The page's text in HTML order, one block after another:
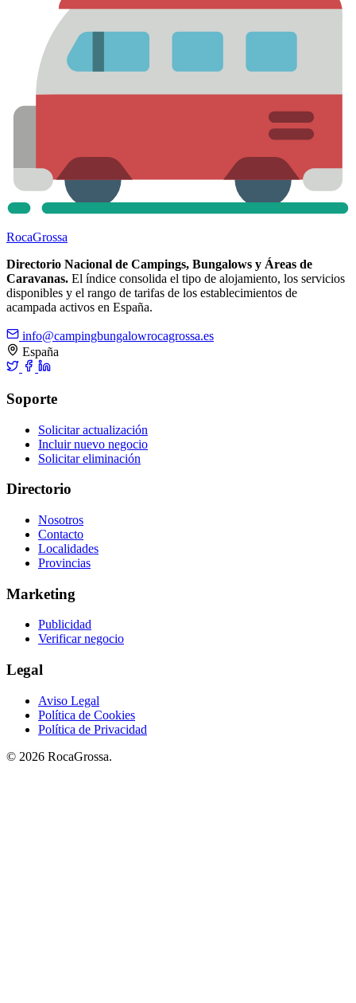
RocaGrossa
Directorio Nacional de Campings, Bungalows y Áreas de
Caravanas. El índice consolida el tipo de alojamiento, los servicios
disponibles y el rango de tarifas de los establecimientos de
acampada activos en España.
info@campingbungalowrocagrossa.es
España
Soporte
Solicitar actualización
Incluir nuevo negocio
Solicitar eliminación
Directorio
Nosotros
Contacto
Localidades
Provincias
Marketing
Publicidad
Verificar negocio
Legal
Aviso Legal
Política de Cookies
Política de Privacidad
© 2026 RocaGrossa.